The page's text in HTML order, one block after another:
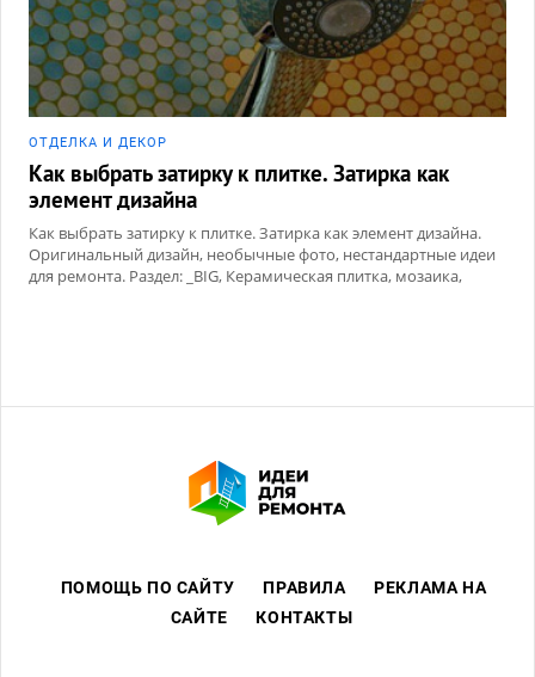
ОТДЕЛКА И ДЕКОР
Как выбрать затирку к плитке. Затирка как
элемент дизайна
Как выбрать затирку к плитке. Затирка как элемент дизайна.
Оригинальный дизайн, необычные фото, нестандартные идеи
для ремонта. Раздел: _BIG, Керамическая плитка, мозаика,
ПОМОЩЬ ПО САЙТУ ПРАВИЛА
РЕКЛАМА НА
САЙТЕ
КОНТАКТЫ